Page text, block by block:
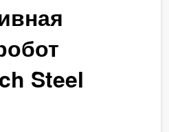
Steel